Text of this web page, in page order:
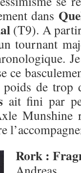
dans
(T9). A
tournant
ce
poids de
ait fini par
Munshine
Rork :